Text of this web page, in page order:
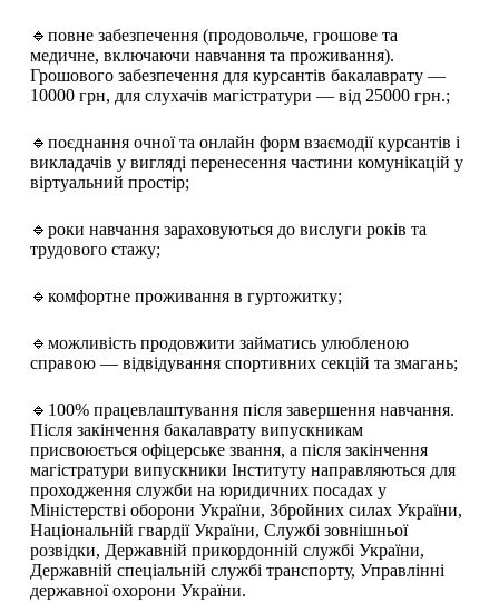
🔹повне забезпечення (продовольче, грошове та
медичне, включаючи навчання та проживання).
Грошового забезпечення для курсантів бакалаврату —
10000 грн, для слухачів магістратури — від 25000 грн.;
🔹поєднання очної та онлайн форм взаємодії курсантів і
викладачів у вигляді перенесення частини комунікацій у
віртуальний простір;
🔹роки навчання зараховуються до вислуги років та
трудового стажу;
🔹комфортне проживання в гуртожитку;
🔹можливість продовжити займатись улюбленою
справою — відвідування спортивних секцій та змагань;
🔹100% працевлаштування після завершення навчання.
Після закінчення бакалаврату випускникам
присвоюється офіцерське звання, а після закінчення
магістратури випускники Інституту направляються для
проходження служби на юридичних посадах у
Міністерстві оборони України, Збройних силах України,
Національній гвардії України, Службі зовнішньої
розвідки, Державній прикордонній службі України,
Державній спеціальній службі транспорту, Управлінні
державної охорони України.